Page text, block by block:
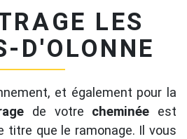
LES
D'OLONNE
et également pour la
de votre cheminée est
titre que le ramonage. Il vous